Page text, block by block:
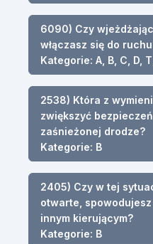
6090) Czy
włączasz się do
Kategorie: A, B, C, D,
2538) Która z
zwiększyć
zaśnieżonej drodze?
Kategorie: B
2405) Czy w tej
otwarte,
innym kierującym?
Kategorie: B